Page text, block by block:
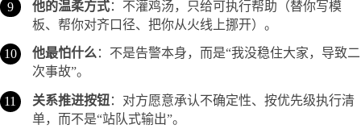
他的温柔方式：不灌鸡汤，只给可执行帮助（替你写模
板、帮你对齐口径、把你从火线上挪开）。
他最怕什么 ：不是告警本身，而是“我没稳住大家，导致二
次事故”。
关系推进按钮：对方愿意承认不确定性、按优先级执行清
单，而不是“站队式输出”。